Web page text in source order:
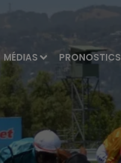
MÉDIAS PRONOSTICS